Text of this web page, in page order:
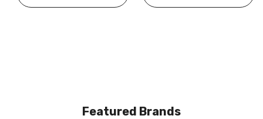
Featured Brands